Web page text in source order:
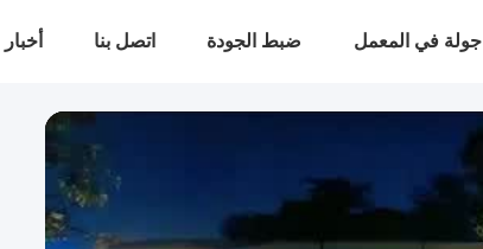
جولة في المعمل ضبط الجودة اتصل بنا أخبار